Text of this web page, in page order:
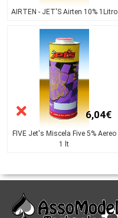
AIRTEN - JET'S Airten 10% 1Litro
6,04€
FIVE Jet's Miscela Five 5% Aereo
1 lt